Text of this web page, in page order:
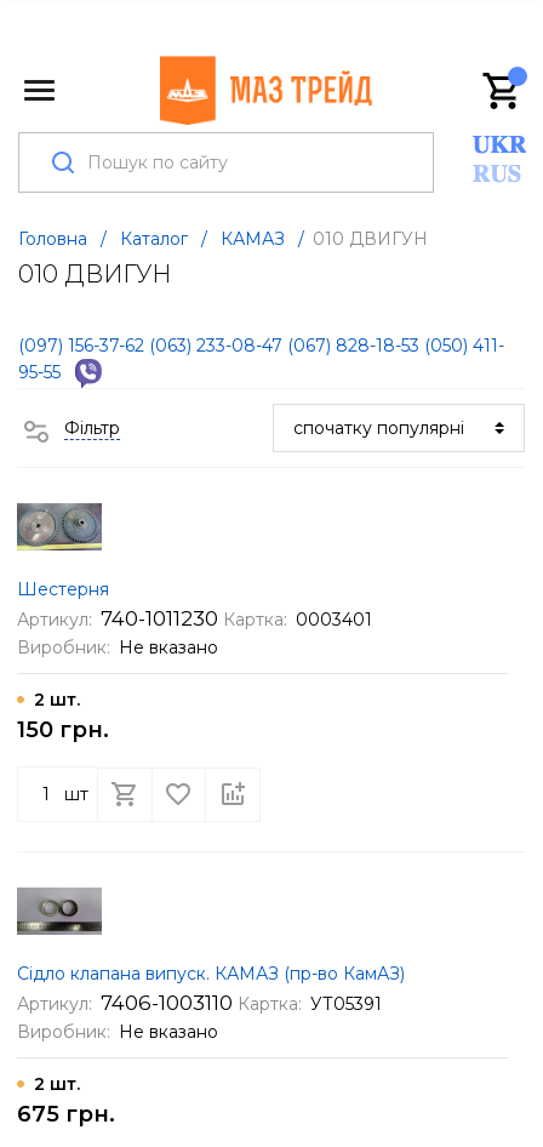
Головна / Каталог / КАМАЗ / 010 ДВИГУН
010 ДВИГУН
(097) 156-37-62 (063) 233-08-47 (067) 828-18-53 (050) 411-
95-55
Фільтр
Шестерня
Артикул: 740-1011230 Картка: 0003401
Виробник:
Не вказано
2 шт.
150 грн.
шт
Сідло клапана випуск. КАМАЗ (пр-во КамАЗ)
Артикул: 7406-1003110 Картка: УТ05391
Виробник:
Не вказано
2 шт.
675 грн.